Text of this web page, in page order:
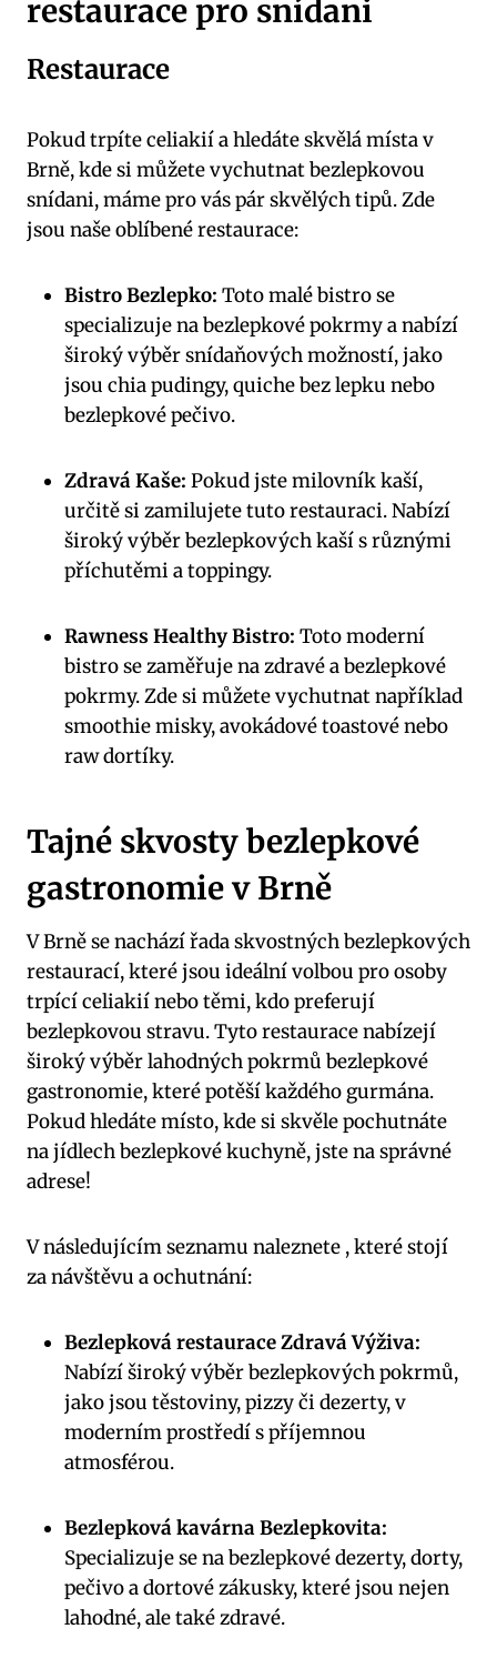
restaurace pro snídani
Restaurace
Pokud trpíte celiakií a hledáte skvělá místa v
Brně, kde si můžete vychutnat bezlepkovou
snídani, máme pro vás pár skvělých tipů. Zde
jsou naše oblíbené restaurace:
Bistro Bezlepko: Toto malé bistro se
specializuje na bezlepkové pokrmy a nabízí
široký výběr snídaňových možností, jako
jsou chia pudingy, quiche bez lepku nebo
bezlepkové pečivo.
Zdravá Kaše: Pokud jste milovník kaší,
určitě si zamilujete tuto restauraci. Nabízí
široký výběr bezlepkových kaší s různými
příchutěmi a toppingy.
Rawness Healthy Bistro: Toto moderní
bistro se zaměřuje na zdravé a bezlepkové
pokrmy. Zde si můžete vychutnat například
smoothie misky, avokádové toastové nebo
raw dortíky.
Tajné skvosty bezlepkové
gastronomie v Brně
V Brně se nachází řada skvostných bezlepkových
restaurací, které jsou ideální volbou pro osoby
trpící celiakií nebo těmi, kdo preferují
bezlepkovou stravu. Tyto restaurace nabízejí
široký výběr lahodných pokrmů bezlepkové
gastronomie, které potěší každého gurmána.
Pokud hledáte místo, kde si skvěle pochutnáte
na jídlech bezlepkové kuchyně, jste na správné
adrese!
V následujícím seznamu naleznete , které stojí
za návštěvu a ochutnání:
Bezlepková restaurace Zdravá Výživa:
Nabízí široký výběr bezlepkových pokrmů,
jako jsou těstoviny, pizzy či dezerty, v
moderním prostředí s příjemnou
atmosférou.
Bezlepková kavárna Bezlepkovita:
Specializuje se na bezlepkové dezerty, dorty,
pečivo a dortové zákusky, které jsou nejen
lahodné, ale také zdravé.